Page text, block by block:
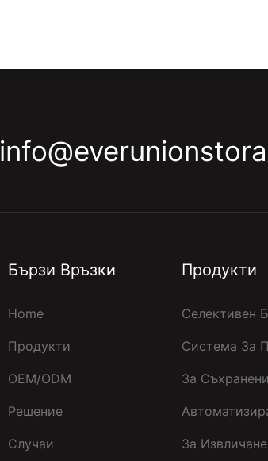
Бързи Връзки
Home
Продукти
OEM/ODM
Решение
Случаи
Продукти
Селективен
Система За
За
За